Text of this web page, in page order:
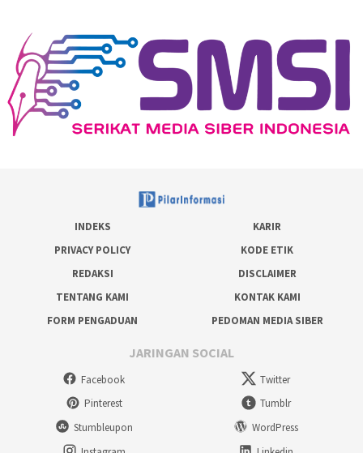
INDEKS
KARIR
PRIVACY POLICY
KODE ETIK
REDAKSI
DISCLAIMER
TENTANG KAMI
KONTAK KAMI
FORM PENGADUAN
PEDOMAN MEDIA SIBER
JARINGAN SOCIAL
Facebook
Twitter
Pinterest
Tumblr
Stumbleupon
WordPress